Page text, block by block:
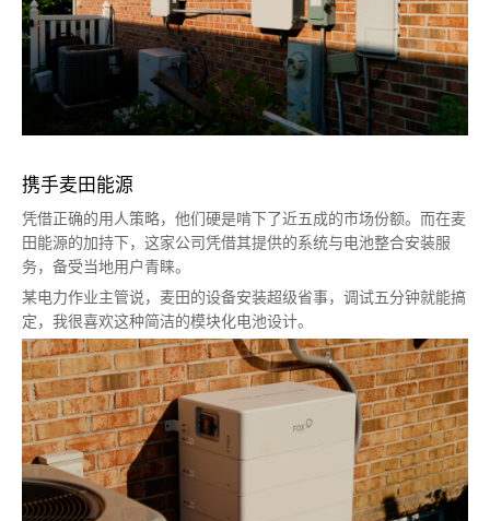
携手麦田能源
凭借正确的用人策略，他们硬是啃下了近五成的市场份额。而在麦
田能源的加持下，这家公司凭借其提供的系统与电池整合安装服
务，备受当地用户青睐。
某电力作业主管说，麦田的设备安装超级省事，调试五分钟就能搞
定，我很喜欢这种简洁的模块化电池设计。